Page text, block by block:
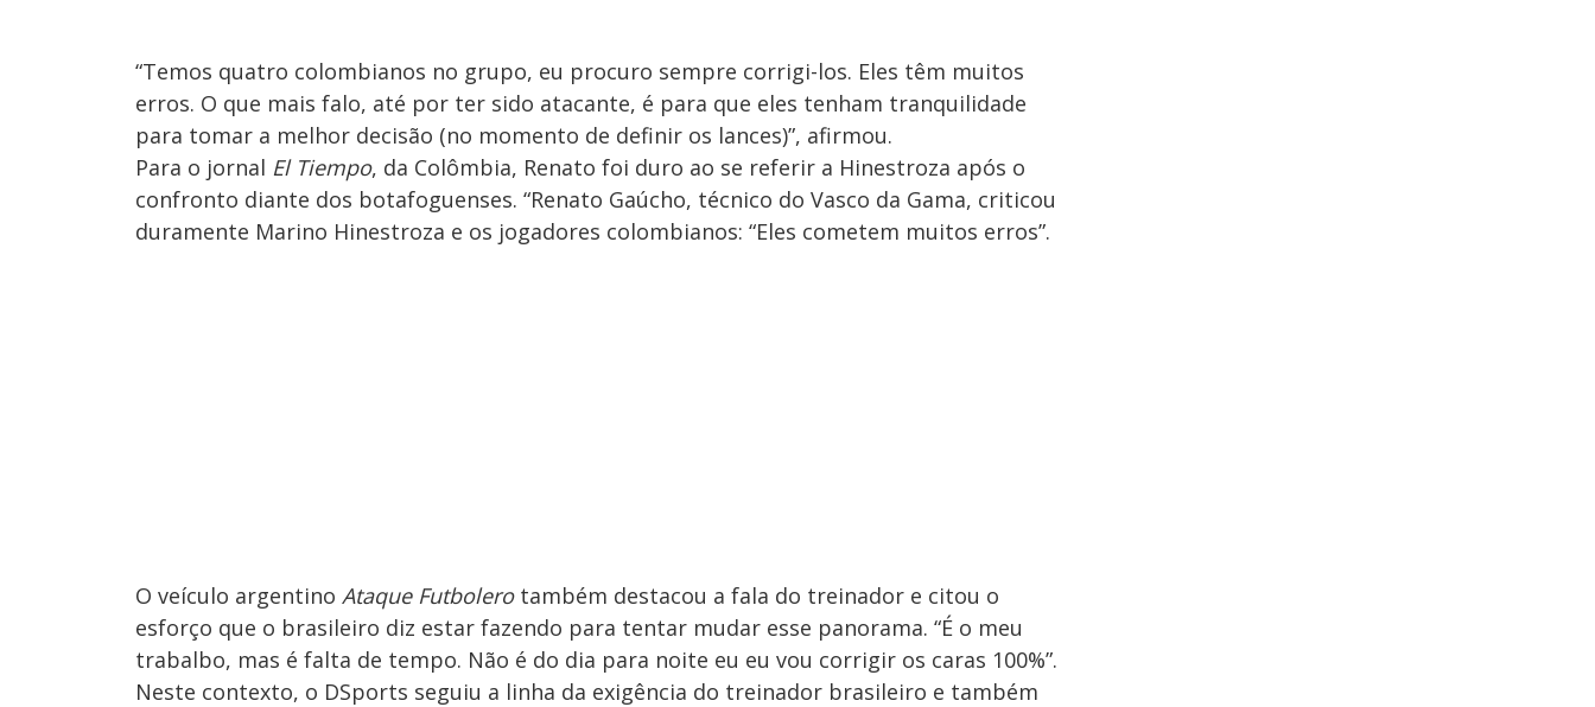
“Temos quatro colombianos no grupo, eu procuro sempre corrigi-los. Eles têm muitos
erros. O que mais falo, até por ter sido atacante, é para que eles tenham tranquilidade
para tomar a melhor decisão (no momento de definir os lances)”, afirmou.
Para o jornal El Tiempo, da Colômbia, Renato foi duro ao se referir a Hinestroza após o
confronto diante dos botafoguenses. “Renato Gaúcho, técnico do Vasco da Gama, criticou
duramente Marino Hinestroza e os jogadores colombianos: “Eles cometem muitos erros”.
O veículo argentino Ataque Futbolerotambém destacou a fala do treinador e citou o
esforço que o brasileiro diz estar fazendo para tentar mudar esse panorama. “É o meu
trabalbo, mas é falta de tempo. Não é do dia para noite eu eu vou corrigir os caras 100%”.
Neste contexto, o DSports seguiu a linha da exigência do treinador brasileiro e também